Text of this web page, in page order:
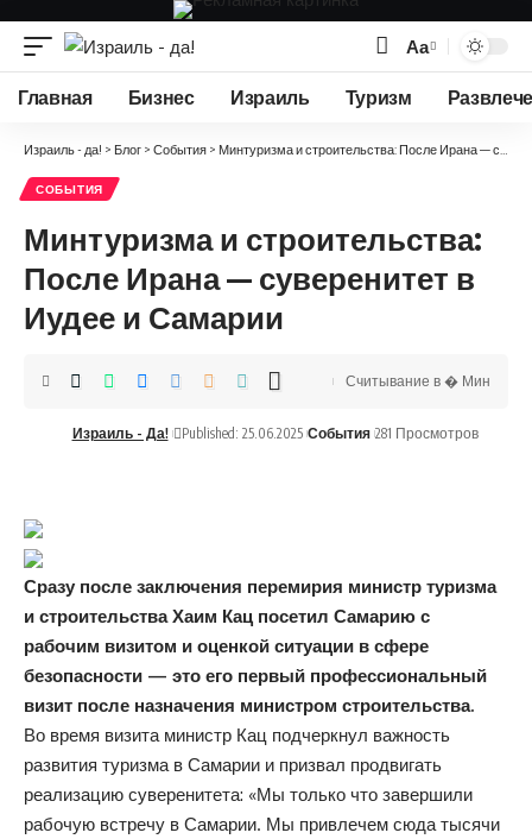
Изменение
размера
Аа
Главная Бизнес Израиль Туризм
Израиль - да! > Блог > События > Минтуризма и строительства: После Ирана — суверенитет в Иудее и Самарии
СОБЫТИЯ
Минтуризма и строительства:
После Ирана — суверенитет в
Иудее и Самарии
Израиль - Да! Published: 25.06.2025 События 281 Просмотров
Считывание в � Мин
Сразу после заключения перемирия министр туризма
и строительства Хаим Кац посетил Самарию с
рабочим визитом и оценкой ситуации в сфере
безопасности — это его первый профессиональный
визит после назначения министром строительства.
Во время визита министр Кац подчеркнул важность
развития туризма в Самарии и призвал продвигать
реализацию суверенитета: «Мы только что завершили
рабочую встречу в Самарии. Мы привлечем сюда тысячи